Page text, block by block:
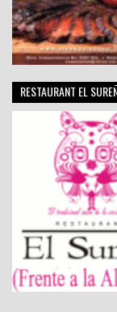
RESTAURANT EL